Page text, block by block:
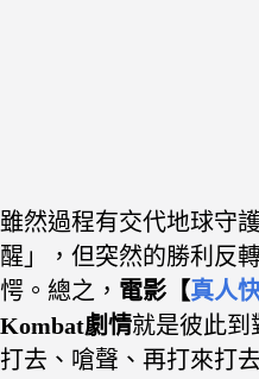
雖然過程有交代地球守
醒」，但突然的勝利反
愕。總之， 電影【真人
Kombat劇情就是彼此到
打去、嗆聲、再打來打